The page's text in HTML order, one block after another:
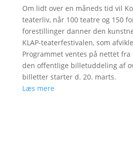
Om lidt over en måneds tid vil
teaterliv, når 100 teatre og 150
forestillinger danner den
KLAP-teaterfestivalen, som
Programmet ventes på nettet fra
den offentlige billetuddeling af
billetter starter d. 20. marts.
Læs mere